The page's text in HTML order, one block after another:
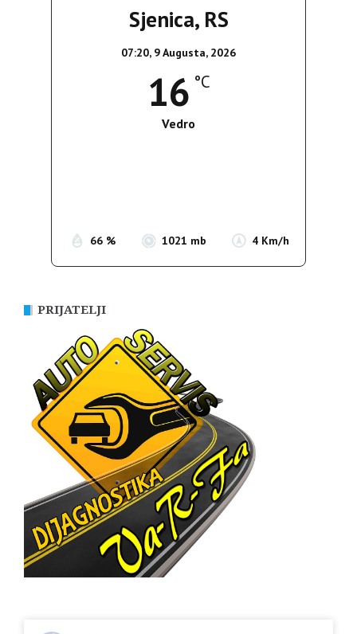
Sjenica, RS
07:20, 9 Augusta, 2026
16 °C
Vedro
66 % 1021 mb 4 Km/h
PRIJATELJI